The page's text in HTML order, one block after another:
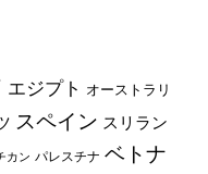
エジプト オーストラリ
スペイン スリラン
カン パレスチナ ベトナ